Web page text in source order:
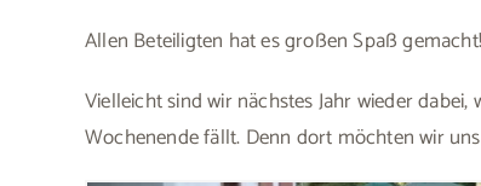
Allen Beteiligten hat es großen Spaß gemacht!
Vielleicht sind wir nächstes Jahr wieder
Wochenende fällt. Denn dort möchten wir